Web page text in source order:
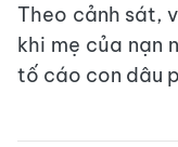
Theo cảnh sát,
khi mẹ của nạn
tố cáo con dâu